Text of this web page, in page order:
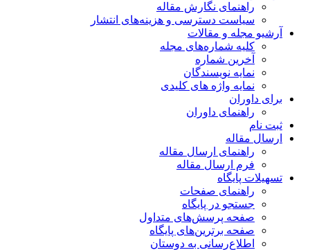
راهنمای نگارش مقاله
سیاست دسترسی و هزینه‌های انتشار
آرشیو مجله و مقالات
کلیه شماره‌های مجله
آخرین شماره
نمایه نویسندگان
نمایه واژه های کلیدی
برای داوران
راهنمای داوران
ثبت نام
ارسال مقاله
راهنمای ارسال مقاله
فرم ارسال مقاله
تسهیلات پایگاه
راهنمای صفحات
جستجو در پایگاه
صفحه پرسش‌های متداول
صفحه برترین‌های پایگاه
اطلاع‌رسانی به دوستان